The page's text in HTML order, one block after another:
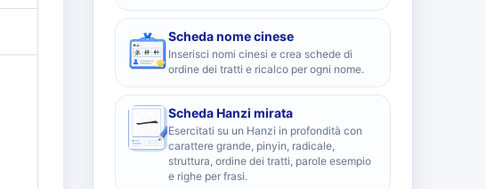
Scheda nome cinese
Inserisci nomi cinesi e crea schede di
ordine dei tratti e ricalco per ogni nome.
Scheda Hanzi mirata
Esercitati su un Hanzi in profondità con
carattere grande, pinyin, radicale,
struttura, ordine dei tratti, parole esempio
e righe per frasi.